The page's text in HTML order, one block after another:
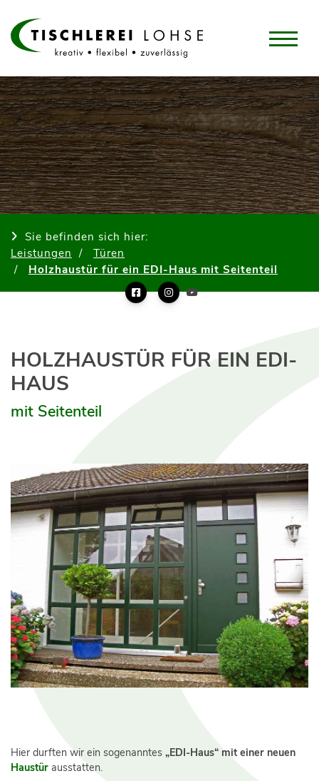
Sie befinden sich hier:
Leistungen
Türen
Holzhaustür für ein EDI-Haus mit Seitenteil
HOLZHAUSTÜR FÜR EIN EDI-
HAUS
mit Seitenteil
Hier durften wir ein sogenanntes „EDI-Haus“ mit einer neuen
Haustür ausstatten.